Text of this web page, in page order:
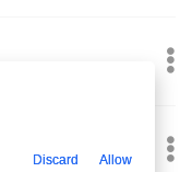
Discard Allow